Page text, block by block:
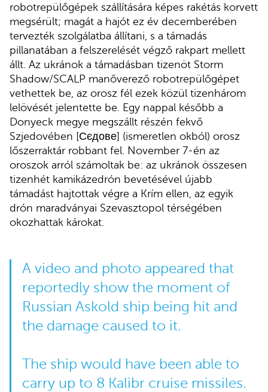
robotrepülőgépek szállítására képes rakétás korvett
megsérült; magát a hajót ez év decemberében
tervezték szolgálatba állítani, s a támadás
pillanatában a felszerelését végző rakpart mellett
állt. Az ukránok a támadásban tizenöt Storm
Shadow/SCALP manőverező robotrepülőgépet
vethettek be, az orosz fél ezek közül tizenhárom
lelövését jelentette be. Egy nappal később a
Donyeck megye megszállt részén fekvő
Szjedovében [Сєдове] (ismeretlen okból) orosz
lőszerraktár robbant fel. November 7-én az
oroszok arról számoltak be: az ukránok összesen
tizenhét kamikázedrón bevetésével újabb
támadást hajtottak végre a Krím ellen, az egyik
drón maradványai Szevasztopol térségében
okozhattak károkat.
A video and photo appeared that
reportedly show the moment of
Russian Askold ship being hit and
the damage caused to it.
The ship would have been able to
carry up to 8 Kalibr cruise missiles.